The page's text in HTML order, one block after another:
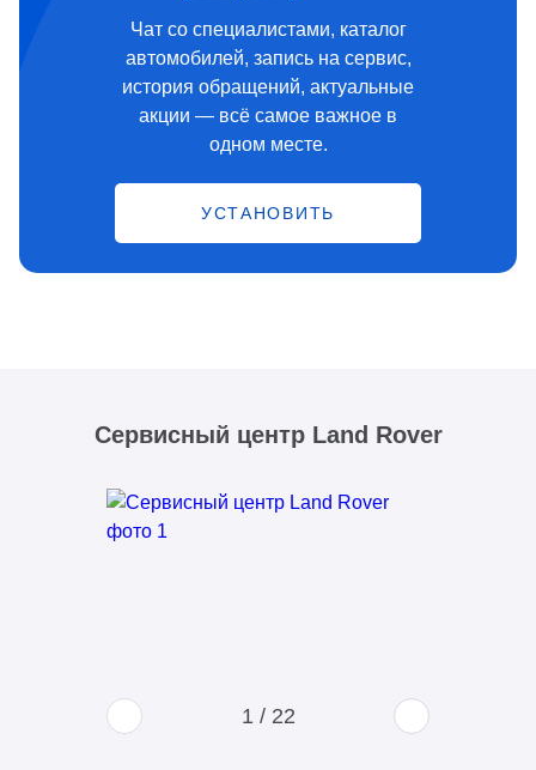
Чат со специалистами, каталог
автомобилей, запись на сервис,
история обращений, актуальные
акции — всё самое важное в
одном месте.
УСТАНОВИТЬ
Сервисный центр Land Rover
1 / 22